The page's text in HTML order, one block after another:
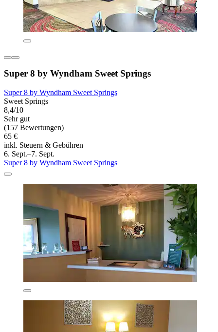
Super 8 by Wyndham Sweet Springs
Super 8 by Wyndham Sweet Springs
Sweet Springs
8,4/10
Sehr gut
(157 Bewertungen)
65 €
inkl. Steuern & Gebühren
6. Sept.–7. Sept.
Super 8 by Wyndham Sweet Springs